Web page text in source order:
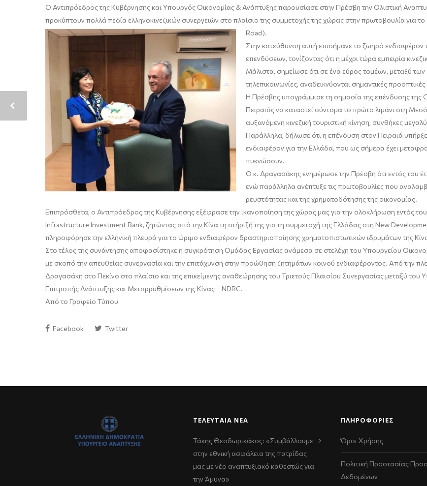
Ο Αντιπρόεδρος της Κυβέρνησης και Υπουργός Οικονομίας & Ανάπτυξης παρουσίασε στην Πρέσβη την Ολιστική
προκύπτουν πολλά πεδία ελληνοκινεζικών συνεργειών στο πλαίσιο της συμμετοχής της χώρας στην πρωτοβουλία για
Road).
Στην κατεύθυνση αυτή επισήμανε το ζωηρό ενδιαφέρον
επενδύσεων, τονίζοντας ότι η μέχρι τώρα εμπειρία
Μάλιστα, σημείωσε ότι σε ένα εύρος τομέων, μεταξύ
τηλεπικοινωνίες, αναδεικνύονται σημαντικές
Η Πρέσβης υπογράμμισε τη σημασία της επένδυσης
Πειραιάς να καταστεί σύντομα το πρώτο λιμάνι στη
αυξανόμενη κινεζική τουριστική κίνηση, συνθήκες
Παράλληλα, δήλωσε ότι η επένδυση στον Πειραιά
ενδιαφέρον για την Ελλάδα, που ως σήμερα έχει
πυκνώσουν.
Ο κ. Δραγασάκης ενημέρωσε την Πρέσβη ότι εντός του
ενώ παράλληλα ανέπτυξε τις πρωτοβουλίες που
ρευστότητας και της χρηματοδότησης της οικονομίας.
Επιπρόσθετα, ο Αντιπρόεδρος της Κυβέρνησης εξέφρασε την ικανοποίηση της χώρας μας για την ολοκλήρωση εντός
Infrastructure Investment Bank, ζητώντας από την Κίνα τη στήριξή της για τη συμμετοχή της Ελλάδας στη New
πληροφόρησε την ελληνική πλευρά για το ώριμο ενδιαφέρον δραστηριοποίησης χρηματοπιστωτικών ιδρυμάτων της
Στο τέλος της συνάντησης αποφασίστηκε η συγκρότηση Ομάδας Εργασίας ανάμεσα σε στελέχη του Υπουργείου
με σκοπό την απευθείας συνεργασία και την επιτάχυνση στην προώθηση ζητημάτων κοινού ενδιαφέροντος. Από την
Δραγασάκη στο Πεκίνο στο πλαίσιο και της επικείμενης αναθεώρησης του Τριετούς Πλαισίου Συνεργασίας μεταξύ του
Επιτροπής Ανάπτυξης και Μεταρρυθμίσεων της Κίνας – NDRC.
Από το Γραφείο Τύπου
Facebook Twitter
ΤΕΛΕΥΤΑΊΑ ΝΈΑ
Τάκης Θεοδωρικάκος: «Συμβάλλουμε
στην εθνική ασφάλεια της πατρίδας
μας με νέο αναπτυξιακό καθεστώς για
την Άμυνα»
ΠΛΗΡΟΦΟΡΙΕΣ
Όροι Χρήσης
Πολιτική Προστασίας
Δεδομένων